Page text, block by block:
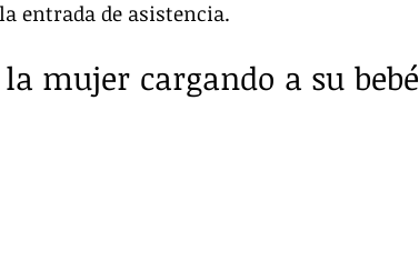
entrada de asistencia.
mujer cargando a su bebé